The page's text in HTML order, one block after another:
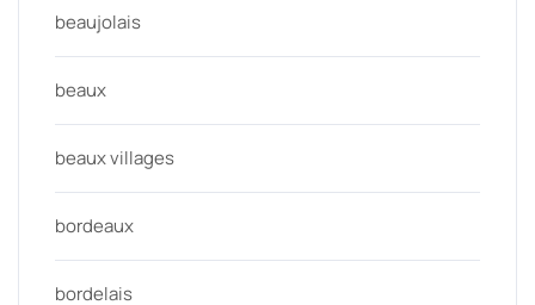
beaujolais
beaux
beaux villages
bordeaux
bordelais